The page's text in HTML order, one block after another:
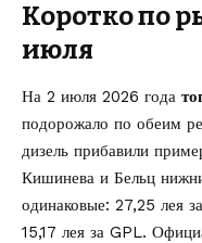
Коротко по
июля
На 2 июля 2026 года
подорожало по обеим
дизель прибавили
Кишинева и Бельц
одинаковые: 27,25 лея
15,17 лея за GPL.